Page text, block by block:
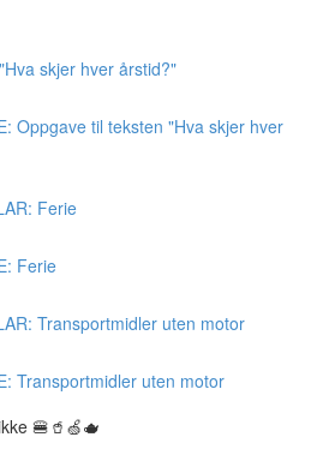
skjer hver årstid?"
Oppgave til teksten "Hva skjer hver
Ferie
Ferie
Transportmidler uten motor
Transportmidler uten motor
🍔🥤🍏🫖